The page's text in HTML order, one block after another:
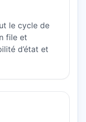
le cycle de
file et
d’état et